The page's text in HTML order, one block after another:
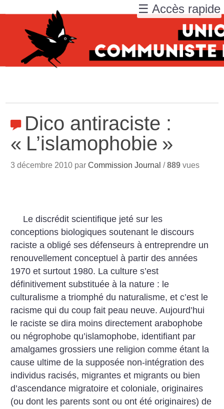
Dico antiraciste :
« L’islamophobie »
3 décembre 2010 parCommission Journal /889 vues
Le discrédit scientifique jeté sur les
conceptions biologiques soutenant le discours
raciste a obligé ses défenseurs à entreprendre un
renouvellement conceptuel à partir des années
1970 et surtout 1980. La culture s’est
définitivement substituée à la nature : le
culturalisme a triomphé du naturalisme, et c’est le
racisme qui du coup fait peau neuve. Aujourd’hui
le raciste se dira moins directement arabophobe
ou négrophobe qu’islamophobe, identifiant par
amalgames grossiers une religion comme étant la
cause ultime de la supposée non-intégration des
individus racisés, migrantes et migrants ou bien
d’ascendance migratoire et coloniale, originaires
(ou dont les parents sont ou ont été originaires) de
☰ Accès rapide